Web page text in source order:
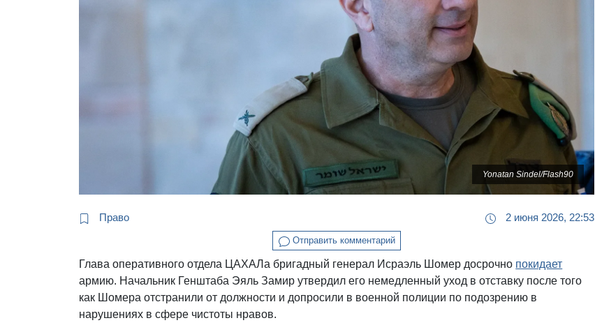
Yonatan Sindel/Flash90
Право 2 июня 2026, 22:53
Отправить комментарий
Глава оперативного отдела ЦАХАЛа бригадный генерал Исраэль Шомер досрочно покидает
армию. Начальник Генштаба Эяль Замир утвердил его немедленный уход в отставку после того
как Шомера отстранили от должности и допросили в военной полиции по подозрению в
нарушениях в сфере чистоты нравов.